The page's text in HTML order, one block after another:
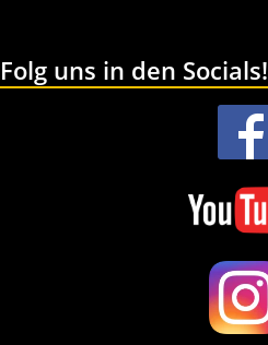
Folg uns in den Socials!